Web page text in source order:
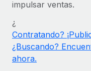
PEO
Compáranos con
ETAPAS DE
Descubre
autónomos
Nederlands
Français
impulsar ventas.
¿
Contratando?
¿Buscando?
ahora.